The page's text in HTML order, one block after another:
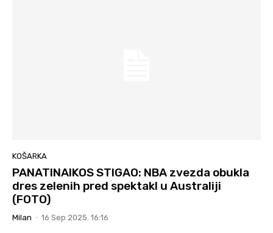
KOŠARKA
PANATINAIKOS STIGAO: NBA zvezda obukla
dres zelenih pred spektakl u Australiji
(FOTO)
Milan - 16 Sep 2025. 16:16